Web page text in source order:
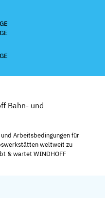
Bahn- und
Arbeitsbedingungen für
weltweit zu
& wartet WINDHOFF